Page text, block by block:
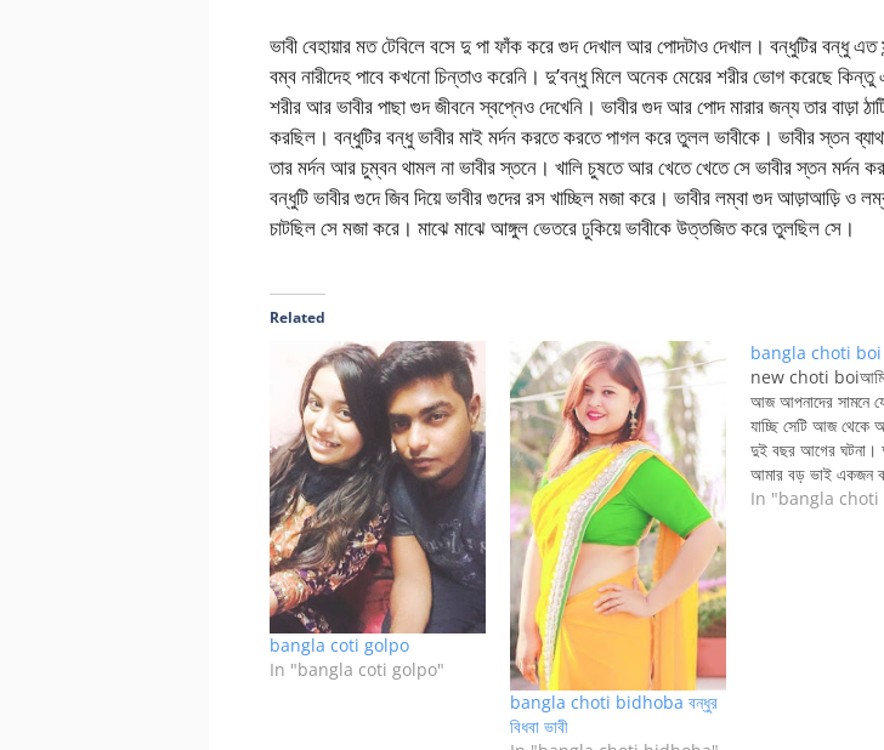
ভাবী বেহায়ার মত টেবিলে বসে দু পা ফাঁক করে গুদ দেখাল আর পোদটাও দেখাল। বন্ধুটির বন্ধু এত
বম্ব নারীদেহ পাবে কখনো চিন্তাও করেনি। দু’বন্ধু মিলে অনেক মেয়ের শরীর ভোগ করেছে কিন্তু
শরীর আর ভাবীর পাছা গুদ জীবনে স্বপ্নেও দেখেনি। ভাবীর গুদ আর পোদ মারার জন্য তার বাড়া
করছিল। বন্ধুটির বন্ধু ভাবীর মাই মর্দন করতে করতে পাগল করে তুলল ভাবীকে। ভাবীর স্তন
তার মর্দন আর চুম্বন থামল না ভাবীর স্তনে। খালি চুষতে আর খেতে খেতে সে ভাবীর স্তন মর্দন
বন্ধুটি ভাবীর গুদে জিব দিয়ে ভাবীর গুদের রস খাচ্ছিল মজা করে। ভাবীর লম্বা গুদ আড়াআড়ি ও
চাটছিল সে মজা করে। মাঝে মাঝে আঙ্গুল ভেতরে ঢুকিয়ে ভাবীকে উত্তজিত করে তুলছিল সে।
Related
bangla coti golpo
In "bangla coti golpo"
bangla choti bidhoba বন্ধুর
বিধবা ভাবী
bangla choti
new choti boiআমি
আজ আপনাদের সামনে
যাচ্ছি সেটি আজ থেকে
দুই বছর আগের ঘটনা।
আমার বড় ভাই একজন
আমার বউটা দেখতে খুব
In "bangla